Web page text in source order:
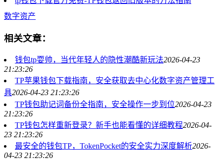
数字资产
相关文章：
钱包tp耍帅，当代年轻人的隐性潮酷新玩法2026-04-23
21:23:26
TP苹果钱包下载指南，安全获取去中心化数字资产管理工
具2026-04-23 21:23:26
TP钱包助记词备份全指南，安全操作一步到位2026-04-23
21:23:26
TP钱包怎样重新登录？新手也能看懂的详细教程2026-04-
23 21:23:26
最安全的钱包TP，TokenPocket的安全实力深度解析2026-
04-23 21:23:26